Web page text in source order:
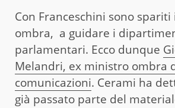
Con Franceschini sono
ombra, a guidare i
parlamentari. Ecco dunque
Melandri, ex ministro ombra
comunicazioni. Cerami ha
già passato parte del